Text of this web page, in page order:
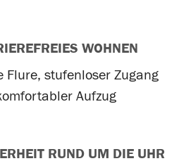
WOHNEN
Flure, stufenloser Zugang
Aufzug
RUND UM DIE UHR